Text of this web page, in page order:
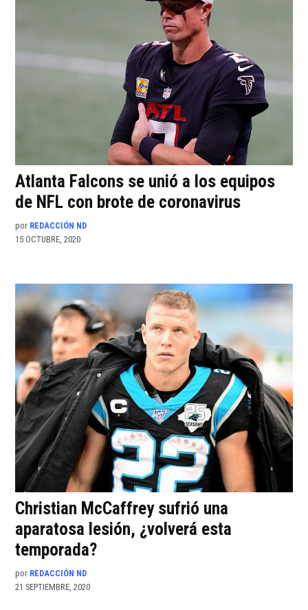
Atlanta Falcons se unió a los equipos
de NFL con brote de coronavirus
por REDACCIÓN ND
15 OCTUBRE, 2020
Christian McCaffrey sufrió una
aparatosa lesión, ¿volverá esta
temporada?
por REDACCIÓN ND
21 SEPTIEMBRE, 2020